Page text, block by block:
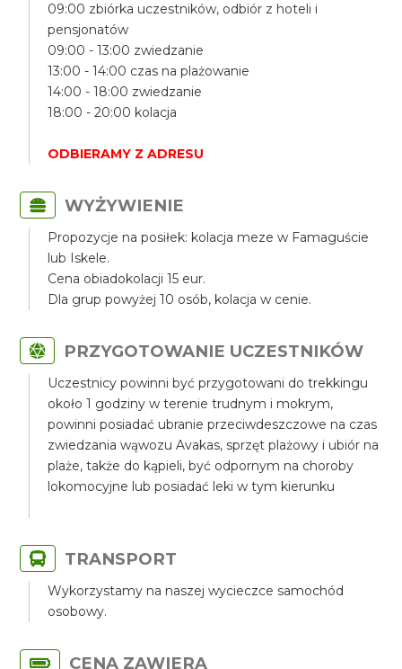
09:00 zbiórka uczestników, odbiór z hoteli i
pensjonatów
09:00 - 13:00 zwiedzanie
13:00 - 14:00 czas na plażowanie
14:00 - 18:00 zwiedzanie
18:00 - 20:00 kolacja
ODBIERAMY Z ADRESU
WYŻYWIENIE
Propozycje na posiłek: kolacja meze w Famaguście
lub Iskele.
Cena obiadokolacji 15 eur.
Dla grup powyżej 10 osób, kolacja w cenie.
PRZYGOTOWANIE UCZESTNIKÓW
Uczestnicy powinni być przygotowani do trekkingu
około 1 godziny w terenie trudnym i mokrym,
powinni posiadać ubranie przeciwdeszczowe na czas
zwiedzania wąwozu Avakas, sprzęt plażowy i ubiór na
plaże, także do kąpieli, być odpornym na choroby
lokomocyjne lub posiadać leki w tym kierunku
TRANSPORT
Wykorzystamy na naszej wycieczce samochód
osobowy.
CENA ZAWIERA